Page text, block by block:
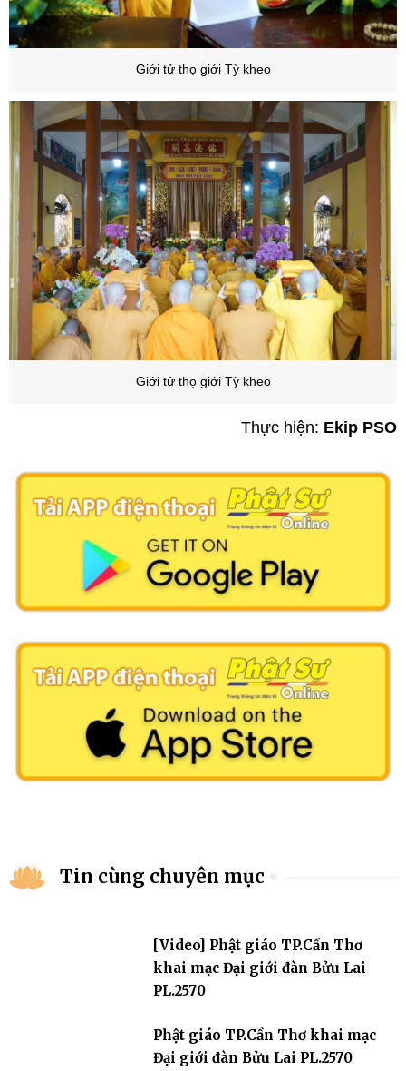
Giới tử thọ giới Tỳ kheo
Giới tử thọ giới Tỳ kheo
Thực hiện: Ekip PSO
Tin cùng chuyên mục
[Video] Phật giáo TP.Cần Thơ
khai mạc Đại giới đàn Bửu Lai
PL.2570
Phật giáo TP.Cần Thơ khai mạc
Đại giới đàn Bửu Lai PL.2570